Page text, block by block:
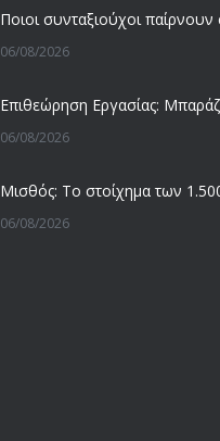
06/08/2026
06/08/2026
06/08/2026